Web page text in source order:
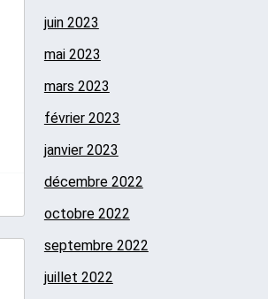
juin 2023
mai 2023
mars 2023
février 2023
janvier 2023
décembre 2022
octobre 2022
septembre 2022
juillet 2022